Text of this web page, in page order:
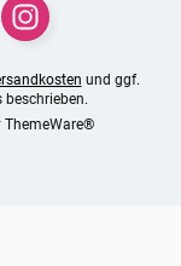
und ggf.
ThemeWare®